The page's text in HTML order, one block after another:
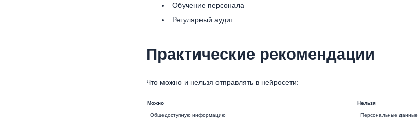
Обучение персонала
Регулярный аудит
Практические рекомендации
Что можно и нельзя отправлять в нейросети:
Можно Нельзя
Общедоступную информацию Персональные данные